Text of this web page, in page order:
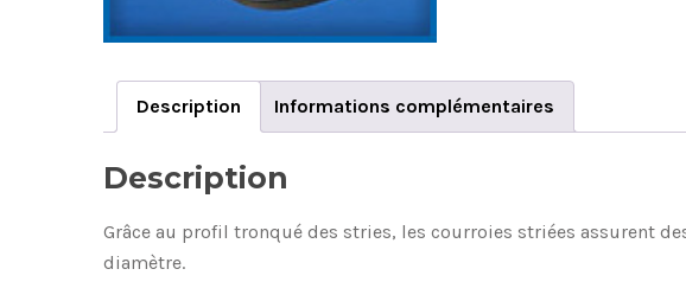
Description Informations complémentaires
Description
Grâce au profil tronqué des stries, les courroies striées assurent
diamètre.